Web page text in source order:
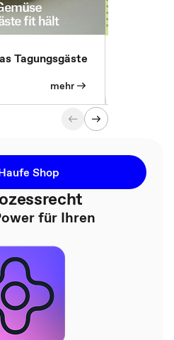
Tagungsgäste
mehr
Shop
für Ihren